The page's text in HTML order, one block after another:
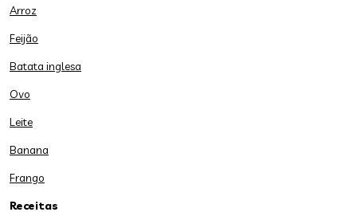
Arroz
Feijão
Batata inglesa
Ovo
Leite
Banana
Frango
Receitas